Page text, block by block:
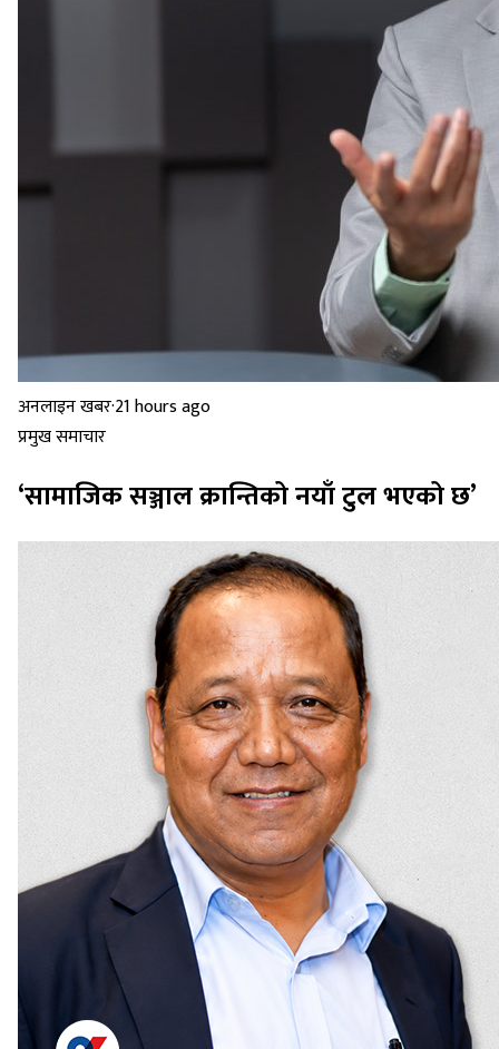
अनलाइन खबर·21 hours ago
प्रमुख समाचार
‘सामाजिक सञ्जाल क्रान्तिको नयाँ टुल भएको छ’